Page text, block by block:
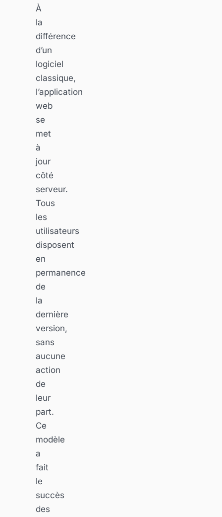
À
la
différence
d’un
logiciel
classique,
l’application
web
se
met
à
jour
côté
serveur.
Tous
les
utilisateurs
disposent
en
permanence
de
la
dernière
version,
sans
aucune
action
de
leur
part.
Ce
modèle
a
fait
le
succès
des